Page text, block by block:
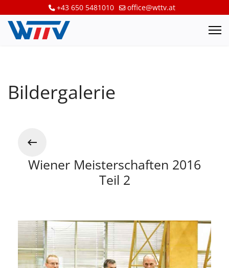
+43 650 5481010 office@wttv.at
Bildergalerie
Wiener Meisterschaften 2016
Teil 2